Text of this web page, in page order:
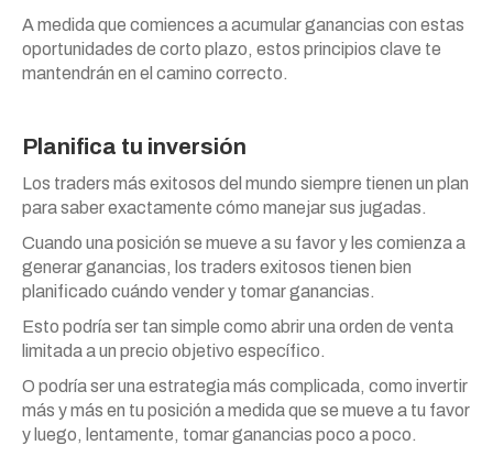
A medida que comiences a acumular ganancias con estas
oportunidades de corto plazo, estos principios clave te
mantendrán en el camino correcto.
Planifica tu inversión
Los traders más exitosos del mundo siempre tienen un plan
para saber exactamente cómo manejar sus jugadas.
Cuando una posición se mueve a su favor y les comienza a
generar ganancias, los traders exitosos tienen bien
planificado cuándo vender y tomar ganancias.
Esto podría ser tan simple como abrir una orden de venta
limitada a un precio objetivo específico.
O podría ser una estrategia más complicada, como invertir
más y más en tu posición a medida que se mueve a tu favor
y luego, lentamente, tomar ganancias poco a poco.